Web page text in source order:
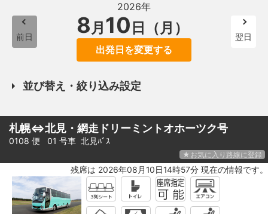
前日
2026年
8月 10 日（月）
出発日を変更する
翌日
並び替え・絞り込み設定
札幌⇔北見・網走ドリーミントオホーツク号
0108 便 01 号車 北見ﾊﾞｽ
★お気に入り路線に登録
残席は 2026年08月10日14時57分 現在の情報です。